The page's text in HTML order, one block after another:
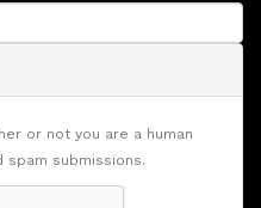
or not you are a human
submissions.